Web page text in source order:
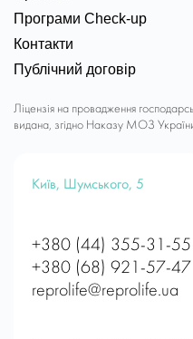
Програми Check-up
Контакти
Публічний договір
Ліцензія на провадження
видана, згідно Наказу МОЗ
Київ, Шумського, 5
+380 (44) 355-31-55
+380 (68) 921-57-47
reprolife@reprolife.ua